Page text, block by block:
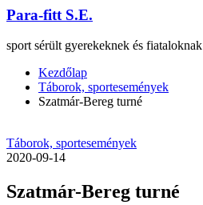
Para-fitt S.E.
sport sérült gyerekeknek és fiataloknak
Kezdőlap
Táborok, sportesemények
Szatmár-Bereg turné
Táborok, sportesemények
2020-09-14
Szatmár-Bereg turné